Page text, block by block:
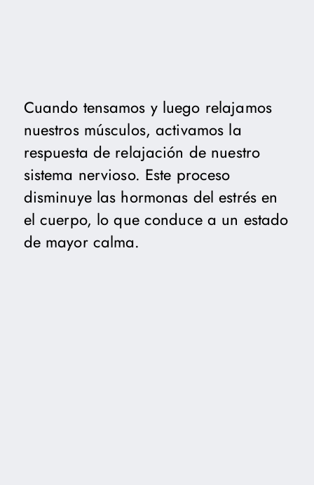
Cuando tensamos y luego relajamos
nuestros músculos, activamos la
respuesta de relajación de nuestro
sistema nervioso. Este proceso
disminuye las hormonas del estrés en
el cuerpo, lo que conduce a un estado
de mayor calma.